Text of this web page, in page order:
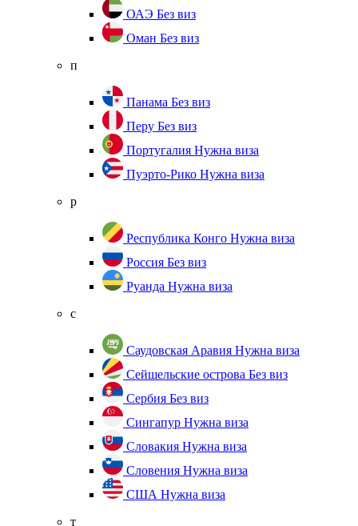
ОАЭ Без виз
Оман Без виз
п
Панама Без виз
Перу Без виз
Португалия Нужна виза
Пуэрто-Рико Нужна виза
р
Республика Конго Нужна виза
Россия Без виз
Руанда Нужна виза
с
Саудовская Аравия Нужна виза
Сейшельские острова Без виз
Сербия Без виз
Сингапур Нужна виза
Словакия Нужна виза
Словения Нужна виза
США Нужна виза
т